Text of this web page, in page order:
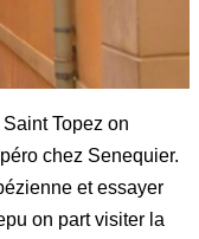
Topez on
chez Senequier.
et essayer
on part visiter la